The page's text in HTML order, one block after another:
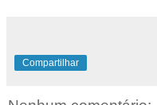
Compartilhar